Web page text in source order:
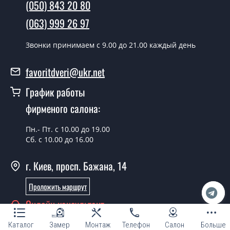
Каталог Замер Монтаж Телефон Салон Больше
Да производим. Монтаж межкомнатных дверей под
заказ производится согласно очереди, во все дни
кроме воскресенья.
Techno-29-2?
Стоимость установки дверей Techno-29-2 - от 1800
Можно на сегодня вызвать
замерщика?
У вас есть в наличии готовые
межкомнатные заказные двери?
Да, мы имеем большой ассортимент готовых
межкомнатных дверей под заказ.
(050) 843 20 80
(063) 999 26 97
Звонки принимаем c 9.00 до 21.00 каждый день
favoritdveri@ukr.net
График работы
фирменого салона:
Пн.- Пт. с 10.00 до 19.00
Сб. с 10.00 до 16.00
г. Киев, просп. Бажана, 14
Проложить маршрут
Онлайн консультант